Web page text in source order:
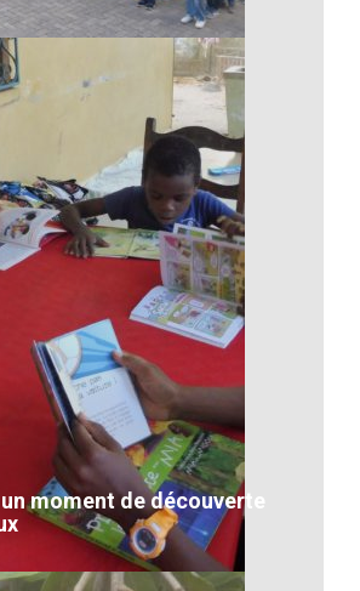
d’une ecole
DÉTAIL
moment de découverte